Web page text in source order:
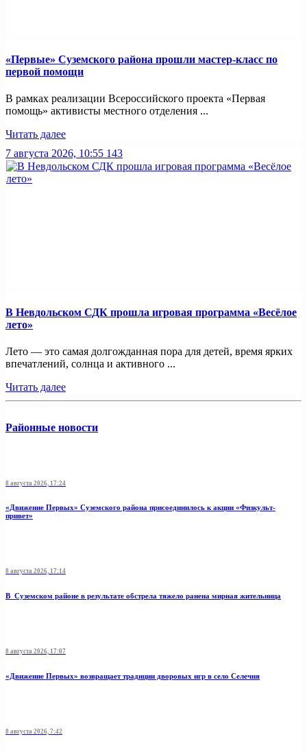
«Первые» Суземского района прошли мастер-класс по
первой помощи
В рамках реализации Всероссийского проекта «Первая
помощь» активисты местного отделения ...
Читать далее
7 августа 2026, 10:55 143
В Невдольском СДК прошла игровая программа «Весёлое
лето»
Лето — это самая долгожданная пора для детей, время ярких
впечатлений, солнца и активного ...
Читать далее
Районные новости
8 августа 2026, 17:24
«Движение Первых» Суземского района присоединилось к акции «Физкульт-
привет»
8 августа 2026, 17:14
В Суземском районе в результате обстрела тяжело ранена мирная жительница
8 августа 2026, 17:07
«Движение Первых» возвращает традиции дворовых игр в село Селечня
8 августа 2026, 7:42